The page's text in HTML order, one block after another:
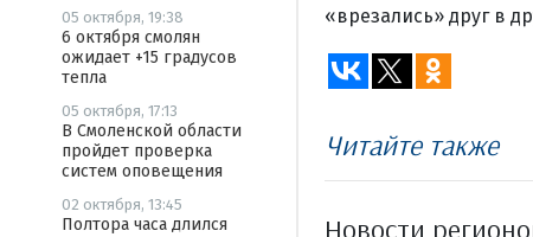
05 октября, 19:38
6 октября смолян
ожидает +15 градусов
тепла
05 октября, 17:13
В Смоленской области
пройдет проверка
систем оповещения
02 октября, 13:45
Полтора часа длился
«врезались» друг в
Читайте также
Новости